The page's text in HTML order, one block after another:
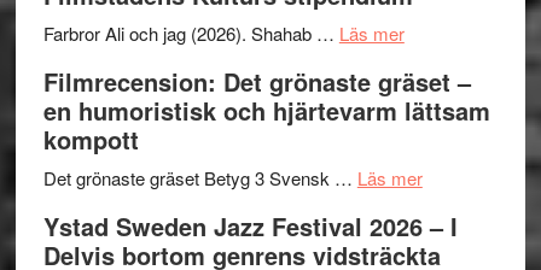
presenterar
nya
titlar
årets
Farbror Ali och jag (2026). Shahab … Läs merom
Shahab
Mehrabi
Filmstadens
stipendium
Filmrecension: Det grönaste gräset –
en humoristisk och hjärtevarm lättsam
kompott
Det grönaste gräset Betyg 3 Svensk … Läs merom
Det
grönaste
Ystad Sweden Jazz Festival 2026 – I
Delvis bortom genrens vidsträckta